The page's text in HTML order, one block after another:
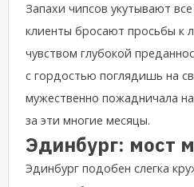
Запахи чипсов укутывают
клиенты бросают просьбы к
чувством глубокой
с гордостью поглядишь на
мужественно пожадничала
за эти многие месяцы.
Эдинбург: мост
Эдинбург подобен слегка